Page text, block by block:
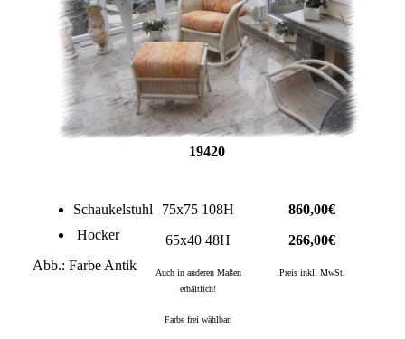
19420
Schaukelstuhl
Hocker
Abb.: Farbe Antik
75x75 108H
65x40 48H
Auch in anderen Maßen
erhältlich!
Farbe frei wählbar!
860,00€
266,00€
Preis inkl. MwSt.